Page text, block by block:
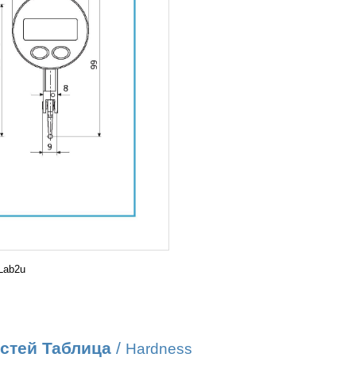
Таблица / Hardness